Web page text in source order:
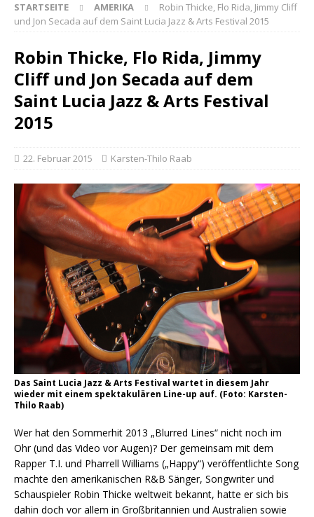
STARTSEITE AMERIKA
Robin Thicke, Flo Rida, Jimmy Cliff
und Jon Secada auf dem Saint Lucia Jazz & Arts Festival 2015
Robin Thicke, Flo Rida, Jimmy
Cliff und Jon Secada auf dem
Saint Lucia Jazz & Arts Festival
2015
22. Februar 2015 Karsten-Thilo Raab
Das Saint Lucia Jazz & Arts Festival wartet in diesem Jahr
wieder mit einem spektakulären Line-up auf. (Foto: Karsten-
Thilo Raab)
Wer hat den Sommerhit 2013 „Blurred Lines“ nicht noch im
Ohr (und das Video vor Augen)? Der gemeinsam mit dem
Rapper T.I. und Pharrell Williams („Happy“) veröffentlichte Song
machte den amerikanischen R&B Sänger, Songwriter und
Schauspieler Robin Thicke weltweit bekannt, hatte er sich bis
dahin doch vor allem in Großbritannien und Australien sowie